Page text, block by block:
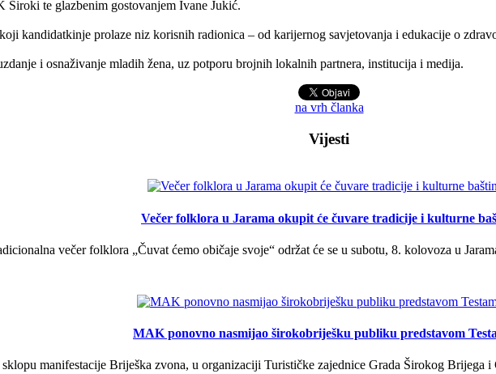
Široki te glazbenim gostovanjem Ivane Jukić.
kandidatkinje prolaze niz korisnih radionica – od karijernog savjetovanja i edukacije o
i osnaživanje mladih žena, uz potporu brojnih lokalnih partnera, institucija i medija.
na vrh članka
Vijesti
Večer folklora u Jarama okupit će čuvare tradicije i kulturne
večer folklora „Čuvat ćemo običaje svoje“ održat će se u subotu, 8. kolovoza u
MAK ponovno nasmijao širokobriješku publiku predstavom
manifestacije Briješka zvona, u organizaciji Turističke zajednice Grada Širokog Brijega